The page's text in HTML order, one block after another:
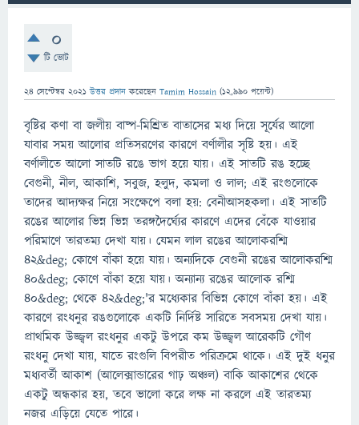
0
টি ভোট
24 সেপ্টেম্বর 2021 উত্তর প্রদান করেছেন Tamim Hossain (12,990 পয়েন্ট)
বৃষ্টির কণা বা জলীয় বাষ্প-মিশ্রিত বাতাসের মধ্য দিয়ে সূর্যের আলো
যাবার সময় আলোর প্রতিসরণের কারণে বর্ণালীর সৃষ্টি হয়। এই
বর্ণালীতে আলো সাতটি রঙে ভাগ হয়ে যায়। এই সাতটি রঙ হচ্ছে
বেগুনী, নীল, আকাশি, সবুজ, হলুদ, কমলা ও লাল; এই রংগুলোকে
তাদের আদ্যক্ষর নিয়ে সংক্ষেপে বলা হয়: বেনীআসহকলা। এই সাতটি
রঙের আলোর ভিন্ন ভিন্ন তরঙ্গদৈর্ঘ্যের কারণে এদের বেঁকে যাওয়ার
পরিমাণে তারতম্য দেখা যায়। যেমন লাল রঙের আলোকরশ্মি
৪২&deg; কোণে বাঁকা হয়ে যায়। অন্যদিকে বেগুনী রঙের আলোকরশ্মি
৪০&deg; কোণে বাঁকা হয়ে যায়। অন্যান্য রঙের আলোক রশ্মি
৪০&deg; থেকে ৪২&deg;'র মধ্যেকার বিভিন্ন কোণে বাঁকা হয়। এই
কারণে রংধনুর রঙগুলোকে একটি নির্দিষ্ট সারিতে সবসময় দেখা যায়।
প্রাথমিক উজ্জ্বল রংধনুর একটু উপরে কম উজ্জ্বল আরেকটি গৌণ
রংধনু দেখা যায়, যাতে রংগুলি বিপরীত পরিক্রমে থাকে। এই দুই ধনুর
মধ্যবর্তী আকাশ (আলেক্সান্ডারের গাঢ় অঞ্চল) বাকি আকাশের থেকে
একটু অন্ধকার হয়, তবে ভালো করে লক্ষ না করলে এই তারতম্য
নজর এড়িয়ে যেতে পারে।